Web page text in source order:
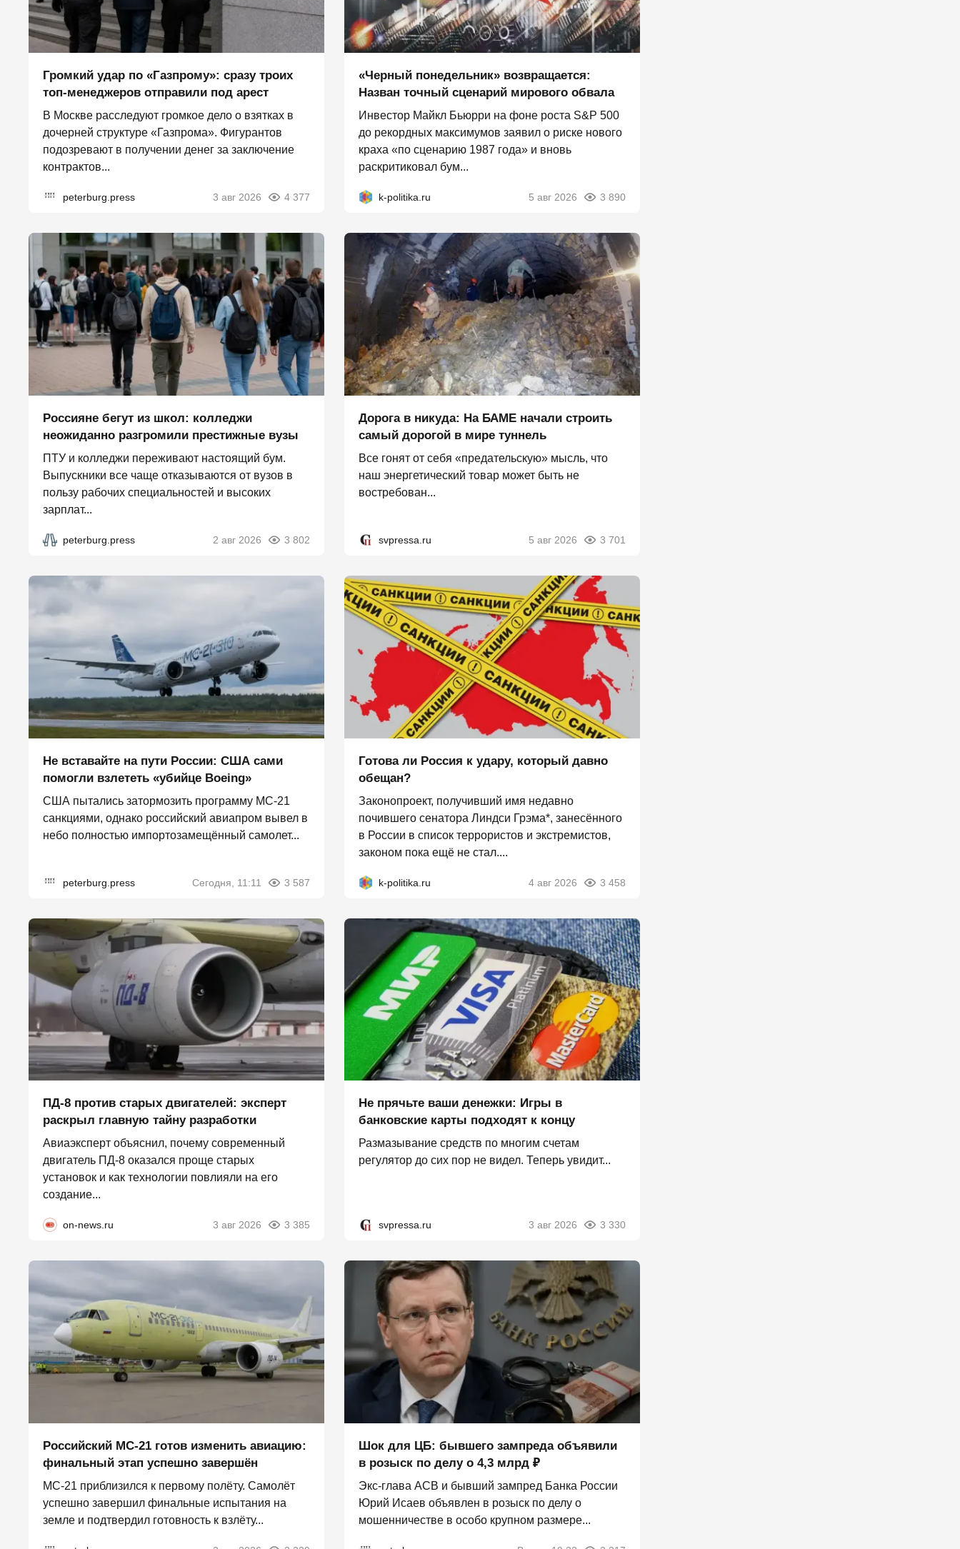
Громкий удар по «Газпрому»: сразу троих
топ-менеджеров отправили под арест
В Москве расследуют громкое дело о взятках в
дочерней структуре «Газпрома». Фигурантов
подозревают в получении денег за заключение
контрактов...
peterburg.press 3 авг 2026 4 377
«Черный понедельник» возвращается:
Назван точный сценарий мирового обвала
Инвестор Майкл Бьюрри на фоне роста S&P 500
до рекордных максимумов заявил о риске нового
краха «по сценарию 1987 года» и вновь
раскритиковал бум...
k-politika.ru 5 авг 2026 3 890
Россияне бегут из школ: колледжи
неожиданно разгромили престижные вузы
ПТУ и колледжи переживают настоящий бум.
Выпускники все чаще отказываются от вузов в
пользу рабочих специальностей и высоких
зарплат...
peterburg.press 2 авг 2026 3 802
Дорога в никуда: На БАМЕ начали строить
самый дорогой в мире туннель
Все гонят от себя «предательскую» мысль, что
наш энергетический товар может быть не
востребован...
svpressa.ru 5 авг 2026 3 701
Не вставайте на пути России: США сами
помогли взлететь «убийце Boeing»
США пытались затормозить программу МС-21
санкциями, однако российский авиапром вывел в
небо полностью импортозамещённый самолет...
peterburg.press Сегодня, 11:11 3 587
Готова ли Россия к удару, который давно
обещан?
Законопроект, получивший имя недавно
почившего сенатора Линдси Грэма*, занесённого
в России в список террористов и экстремистов,
законом пока ещё не стал....
k-politika.ru 4 авг 2026 3 458
ПД-8 против старых двигателей: эксперт
раскрыл главную тайну разработки
Авиаэксперт объяснил, почему современный
двигатель ПД-8 оказался проще старых
установок и как технологии повлияли на его
создание...
on-news.ru 3 авг 2026 3 385
Не прячьте ваши денежки: Игры в
банковские карты подходят к концу
Размазывание средств по многим счетам
регулятор до сих пор не видел. Теперь увидит...
svpressa.ru 3 авг 2026 3 330
Российский МС-21 готов изменить авиацию:
финальный этап успешно завершён
МС-21 приблизился к первому полёту. Самолёт
успешно завершил финальные испытания на
земле и подтвердил готовность к взлёту...
Шок для ЦБ: бывшего зампреда объявили
в розыск по делу о 4,3 млрд ₽
Экс-глава АСВ и бывший зампред Банка России
Юрий Исаев объявлен в розыск по делу о
мошенничестве в особо крупном размере...